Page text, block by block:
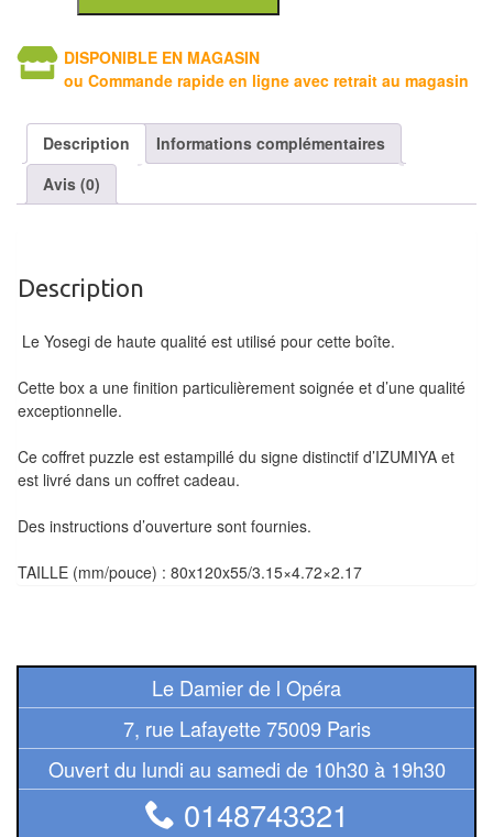
Pendules
Echiquier
pour
aveugles
Logiciels
d'échecs
anglais
Livres
en
français
Tables
de
Jeux
à
Collectionner
DISPONIBLE EN MAGASIN
ou Commande rapide en ligne avec retrait au magasin
Description
Informations complémentaires
Avis (0)
Description
Le Yosegi de haute qualité est utilisé pour cette boîte.
Cette box a une finition particulièrement soignée et d’une qualité
exceptionnelle.
Ce coffret puzzle est estampillé du signe distinctif d’IZUMIYA et
est livré dans un coffret cadeau.
Des instructions d’ouverture sont fournies.
TAILLE (mm/pouce) : 80x120x55/3.15×4.72×2.17
Le Damier de l Opéra
7, rue Lafayette 75009 Paris
Ouvert du lundi au samedi de 10h30 à 19h30
0148743321